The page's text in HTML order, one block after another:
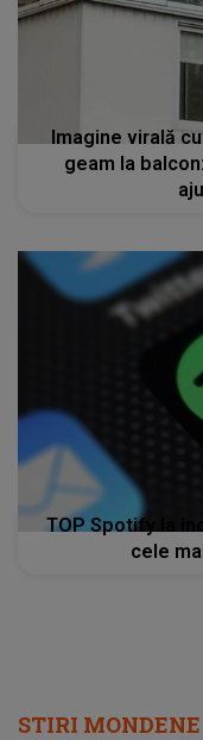
Imagine virală
geam la
TOP Spotify la
cele
STIRI MONDENE